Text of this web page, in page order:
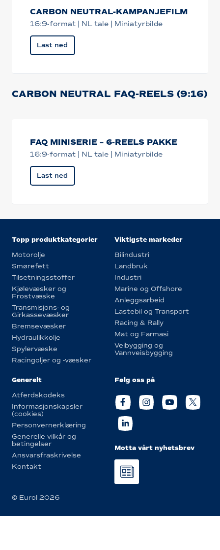
CARBON NEUTRAL-KAMPANJEFILM
16:9-format | NL tale | Miniatyrbilde
Last ned
CARBON NEUTRAL FAQ-REELS (9:16)
FAQ MINISERIE – 6-REELS PAKKE
16:9-format | NL tale | Miniatyrbilde
Last ned
Topp produktkategorier
Motorolje
Smørefett
Tilsetningsstoffer
Kjølevæsker og
Frostvæske
Transmisjons- og
Girkassevæsker
Bremsevæsker
Hydraulikkolje
Spylervæske
Racingoljer og -væsker
Viktigste markeder
Bilindustri
Landbruk
Industri
Marine og Offshore
Anleggsarbeid
Lastebil og Transport
Racing & Rally
Mat og Farmasi
Veibygging og
Vannveisbygging
Generelt
Atferdskodeks
Informasjonskapsler
(cookies)
Personvernerklæring
Generelle vilkår og
betingelser
Ansvarsfraskrivelse
Kontakt
Følg oss på
Motta vårt nyhetsbrev
© Eurol 2026